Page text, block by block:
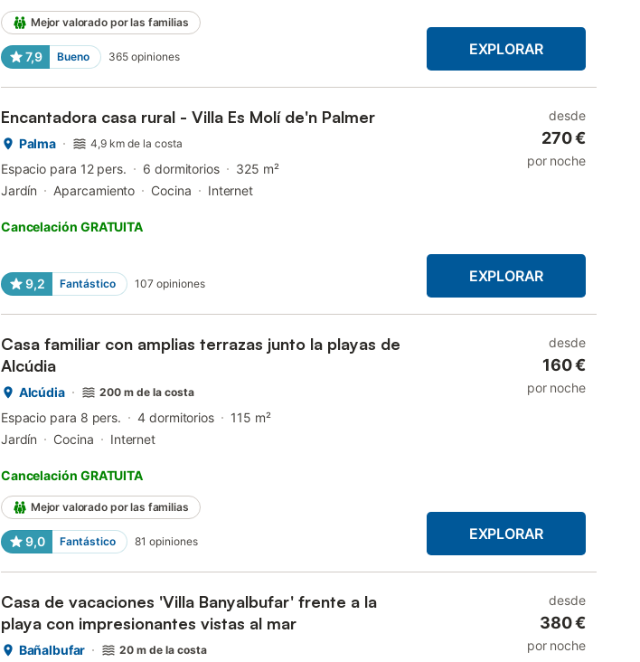
Mejor valorado por las familias
7,9 Bueno 365 opiniones EXPLORAR
Encantadora casa rural - Villa Es Molí de'n Palmer
Palma 4,9 km de la costa
Espacio para 12 pers. 6 dormitorios
325 m²
Jardín
Aparcamiento Cocina Internet
Cancelación GRATUITA
9,2 Fantástico 107 opiniones
desde
270 €
por noche
EXPLORAR
Casa familiar con amplias terrazas junto la playas de
Alcúdia
Alcúdia 200 m de la costa
Espacio para 8 pers. 4 dormitorios
115 m²
Jardín
Cocina Internet
Cancelación GRATUITA
Mejor valorado por las familias
9,0 Fantástico 81 opiniones
desde
160 €
por noche
EXPLORAR
Casa de vacaciones 'Villa Banyalbufar' frente a la
playa con impresionantes vistas al mar
Bañalbufar 20 m de la costa
desde
380 €
por noche